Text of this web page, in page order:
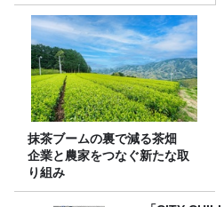
抹茶ブームの裏で減る茶畑
企業と農家をつなぐ新たな取
り組み